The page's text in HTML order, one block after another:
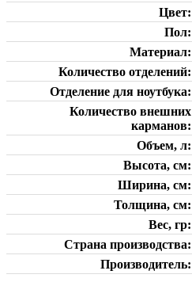
Цвет
Пол
Материал
Количество отделений
Отделение для ноутбука
Количество внешних
карманов
Объем, л
Высота, см
Ширина, см
Толщина, см
Вес, гр
Страна производства
Производитель